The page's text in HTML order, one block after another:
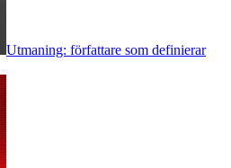
Utmaning: författare som definierar